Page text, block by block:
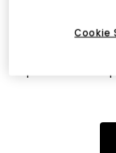
Detta kan bero
flyttats. Vi ber
prova att söka
Cookie